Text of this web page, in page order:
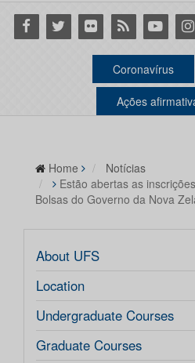
Facebook
Twitter Flickr RSS Youtube
Coronavírus
Ações
Home
Notícias
Estão abertas as
Bolsas do Governo da Nova
About UFS
Location
Undergraduate Courses
Graduate Courses